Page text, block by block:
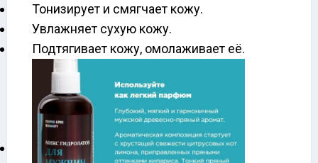
Тонизирует и смягчает кожу.
Увлажняет сухую кожу.
Подтягивает кожу, омолаживает её.